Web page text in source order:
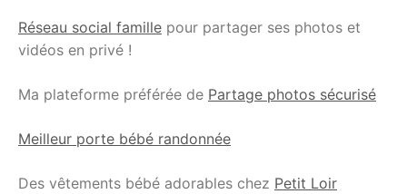
Réseau social famille pour partager ses photos et
vidéos en privé !
Ma plateforme préférée de Partage photos sécurisé
Meilleur porte bébé randonnée
Des vêtements bébé adorables chez Petit Loir